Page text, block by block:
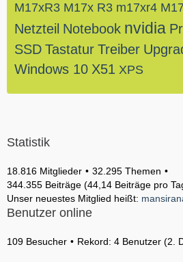
M17xR3 M17x R3 m17xr4
Netzteil Notebook nvidia
SSD Tastatur Treiber
Windows 10 X51 XPS
Statistik
18.816 Mitglieder
32.295 Themen
344.355 Beiträge (44,14 Beiträge pro
Unser neuestes Mitglied heißt:
Benutzer online
109 Besucher Rekord: 4 Benutzer (2.